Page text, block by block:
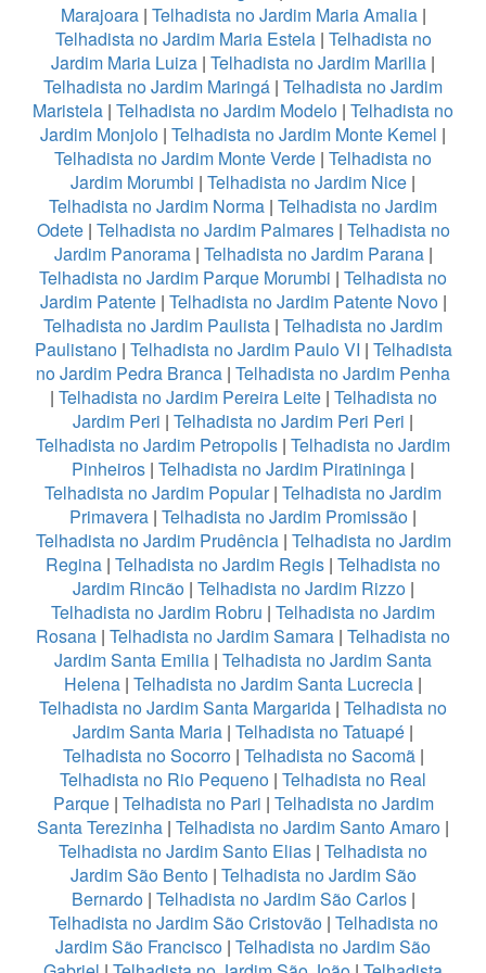
Marajoara| Telhadista no Jardim Maria Amalia|
Telhadista no Jardim Maria Estela| Telhadista no
Jardim Maria Luiza | Telhadista no Jardim Marilia |
Telhadista no Jardim Maringá | Telhadista no Jardim
Maristela | Telhadista no Jardim Modelo | Telhadista no
Jardim Monjolo | Telhadista no Jardim Monte Kemel |
Telhadista no Jardim Monte Verde | Telhadista no
Jardim Morumbi | Telhadista no Jardim Nice |
Telhadista no Jardim Norma | Telhadista no Jardim
Odete| Telhadista no Jardim Palmares| Telhadista no
Jardim Panorama| Telhadista no Jardim Parana|
Telhadista no Jardim Parque Morumbi | Telhadista no
Jardim Patente| Telhadista no Jardim Patente Novo|
Telhadista no Jardim Paulista | Telhadista no Jardim
Paulistano| Telhadista no Jardim Paulo VI | Telhadista
no Jardim Pedra Branca | Telhadista no Jardim Penha
| Telhadista no Jardim Pereira Leite| Telhadista no
Jardim Peri | Telhadista no Jardim Peri Peri |
Telhadista no Jardim Petropolis | Telhadista no Jardim
Pinheiros | Telhadista no Jardim Piratininga |
Telhadista no Jardim Popular| Telhadista no Jardim
Primavera | Telhadista no Jardim Promissão |
Telhadista no Jardim Prudência| Telhadista no Jardim
Regina | Telhadista no Jardim Regis | Telhadista no
Jardim Rincão| Telhadista no Jardim Rizzo|
Telhadista no Jardim Robru | Telhadista no Jardim
Rosana | Telhadista no Jardim Samara | Telhadista no
Jardim Santa Emilia | Telhadista no Jardim Santa
Helena | Telhadista no Jardim Santa Lucrecia |
Telhadista no Jardim Santa Margarida | Telhadista no
Jardim Santa Maria | Telhadista no Tatuapé |
Telhadista no Socorro| Telhadista no Sacomã|
Telhadista no Rio Pequeno | Telhadista no Real
Parque| Telhadista no Pari | Telhadista no Jardim
Santa Terezinha | Telhadista no Jardim Santo Amaro |
Telhadista no Jardim Santo Elias | Telhadista no
Jardim São Bento| Telhadista no Jardim São
Bernardo| Telhadista no Jardim São Carlos|
Telhadista no Jardim São Cristovão| Telhadista no
Jardim São Francisco | Telhadista no Jardim São